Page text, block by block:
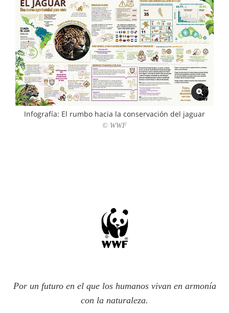
Infografía: El rumbo hacia la conservación del jaguar
© WWF
Por un futuro en el que los humanos vivan en armonía
con la naturaleza.